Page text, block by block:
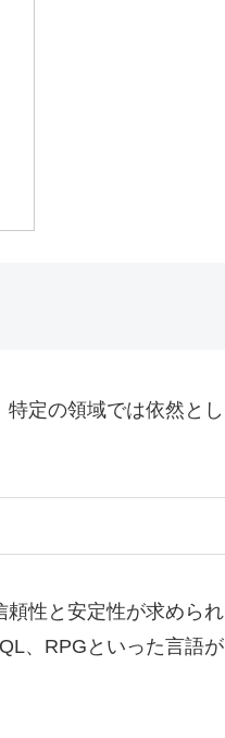
定の領域では依然とし
頼性と安定性が求められ
、RPGといった言語が